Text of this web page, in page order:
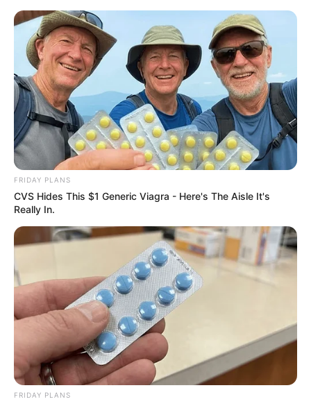
FRIDAY PLANS
CVS Hides This $1 Generic Viagra - Here's The Aisle It's
Really In.
FRIDAY PLANS